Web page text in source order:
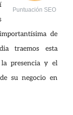
Puntuación SEO
de
traemos esta
presencia y el
su negocio en